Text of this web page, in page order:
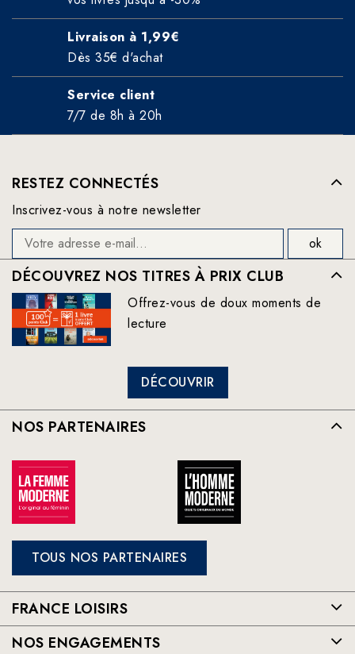
Livraison à 1,99€
Dès 35€ d'achat
Service client
7/7 de 8h à 20h
RESTEZ CONNECTÉS
Inscrivez-vous à notre newsletter
DÉCOUVREZ NOS TITRES À PRIX CLUB
Offrez-vous de doux moments de
lecture
DÉCOUVRIR
NOS PARTENAIRES
TOUS NOS PARTENAIRES
FRANCE LOISIRS
NOS ENGAGEMENTS